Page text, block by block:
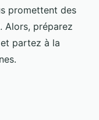
promettent des
Alors, préparez
partez à la